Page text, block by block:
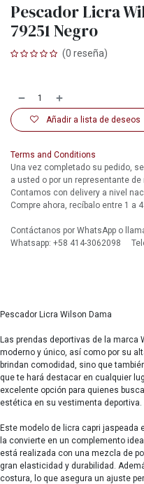
Pescador Licra
79251 Negro
(0 reseña)
Añadir a lista de deseos
Terms and Conditions
Una vez completado su pedido,
a usted o por un representante
Contamos con delivery a nivel
Compre ahora, recíbalo entre 1 a
Contáctanos por WhatsApp o
Whatsapp: +58 414-3062098
Pescador Licra Wilson Dama
Las prendas deportivas de la
moderno y único, así como por su
brindan comodidad, sino que
que te hará destacar en cualquier
excelente opción para quienes
estética en su vestimenta deportiva.
Este modelo de licra capri
la convierte en un complemento
está realizada con una mezcla de
gran elasticidad y durabilidad.
costura, lo que asegura un ajuste